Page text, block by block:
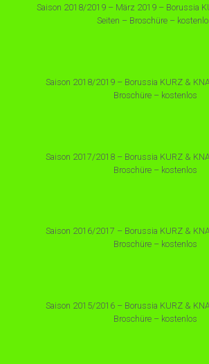
Saison 2018/2019 – März 2019 – Borussia
Seiten – Broschüre –
Saison 2018/2019 – Borussia KURZ &
Broschüre – kostenlos
Saison 2017/2018 – Borussia KURZ &
Broschüre – kostenlos
Saison 2016/2017 – Borussia KURZ &
Broschüre – kostenlos
Saison 2015/2016 – Borussia KURZ &
Broschüre – kostenlos